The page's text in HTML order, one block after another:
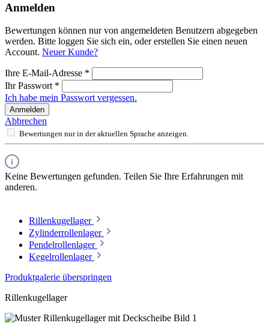
Anmelden
Bewertungen können nur von angemeldeten Benutzern abgegeben
werden. Bitte loggen Sie sich ein, oder erstellen Sie einen neuen
Account. Neuer Kunde?
Ihre E-Mail-Adresse *
Ihr Passwort *
Ich habe mein Passwort vergessen.
Anmelden
Abbrechen
Bewertungen nur in der aktuellen Sprache anzeigen.
Keine Bewertungen gefunden. Teilen Sie Ihre Erfahrungen mit
anderen.
Rillenkugellager
Zylinderrollenlager
Pendelrollenlager
Kegelrollenlager
Produktgalerie überspringen
Rillenkugellager